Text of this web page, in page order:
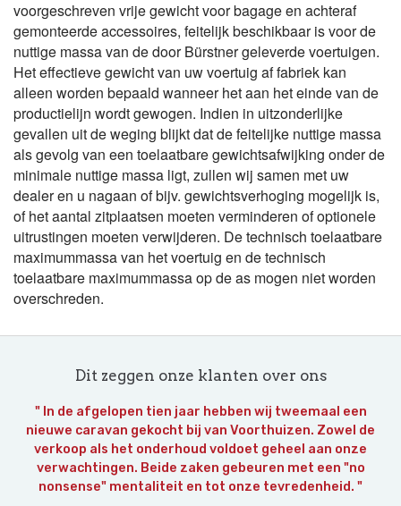
voorgeschreven vrije gewicht voor bagage en achteraf
gemonteerde accessoires, feitelijk beschikbaar is voor de
nuttige massa van de door Bürstner geleverde voertuigen.
Het effectieve gewicht van uw voertuig af fabriek kan
alleen worden bepaald wanneer het aan het einde van de
productielijn wordt gewogen. Indien in uitzonderlijke
gevallen uit de weging blijkt dat de feitelijke nuttige massa
als gevolg van een toelaatbare gewichtsafwijking onder de
minimale nuttige massa ligt, zullen wij samen met uw
dealer en u nagaan of bijv. gewichtsverhoging mogelijk is,
of het aantal zitplaatsen moeten verminderen of optionele
uitrustingen moeten verwijderen. De technisch toelaatbare
maximummassa van het voertuig en de technisch
toelaatbare maximummassa op de as mogen niet worden
overschreden.
Dit zeggen onze klanten over ons
" In de afgelopen tien jaar hebben wij tweemaal een
nieuwe caravan gekocht bij van Voorthuizen. Zowel de
verkoop als het onderhoud voldoet geheel aan onze
verwachtingen. Beide zaken gebeuren met een "no
nonsense" mentaliteit en tot onze tevredenheid. "